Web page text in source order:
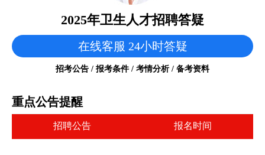
2025年卫生人才招聘答疑
在线客服 24小时答疑
招考公告 / 报考条件 / 考情分析 / 备考资料
重点公告提醒
招聘公告 报名时间